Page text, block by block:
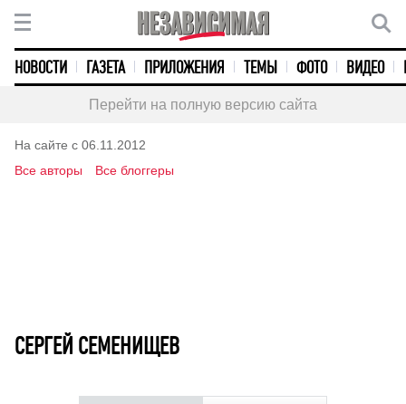
НОВОСТИ ГАЗЕТА ПРИЛОЖЕНИЯ ТЕМЫ ФОТО ВИДЕО
Перейти на полную версию сайта
На сайте с 06.11.2012
Все авторы
Все блоггеры
СЕРГЕЙ CЕМЕНИЩЕВ